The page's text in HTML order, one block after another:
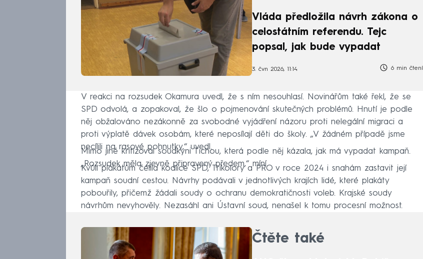
Vláda předložila návrh zákona o
celostátním referendu. Tejc
popsal, jak bude vypadat
3. čvn 2026, 11:14 6 min čtení
V reakci na rozsudek Okamura uvedl, že s ním nesouhlasí. Novinářům také řekl, že se
SPD odvolá, a zopakoval, že šlo o pojmenování skutečných problémů. Hnutí je podle
něj obžalováno nezákonně za svobodné vyjádření názoru proti nelegální migraci a
proti výplatě dávek osobám, které neposílají děti do školy. „V žádném případě jsme
necílili na rasové pohnutky,“ uvedl.
Mimo jiné kritizoval soudkyni Tichou, která podle něj kázala, jak má vypadat kampaň.
„Rozsudek měla zjevně připravený předem,“ míní.
Kvůli plakátům čelila koalice SPD, Trikolory a PRO v roce 2024 i snahám zastavit její
kampaň soudní cestou. Návrhy podávali v jednotlivých krajích lidé, které plakáty
pobouřily, přičemž žádali soudy o ochranu demokratičnosti voleb. Krajské soudy
návrhům nevyhověly. Nezasáhl ani Ústavní soud, nenašel k tomu procesní možnost.
Čtěte také